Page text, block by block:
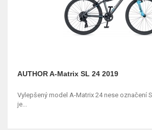
AUTHOR A-Matrix SL 24 2019
Vylepšený model A-Matrix 24 nese označení
je...